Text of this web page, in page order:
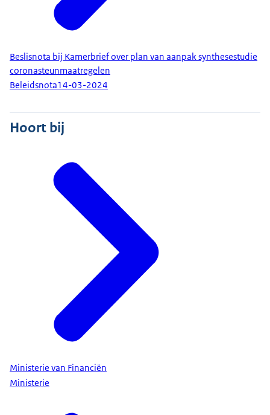
Beslisnota bij Kamerbrief over plan van aanpak synthesestudie
coronasteunmaatregelen
Beleidsnota14-03-2024
Hoort bij
Ministerie van Financiën
Ministerie